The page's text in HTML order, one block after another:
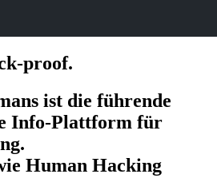
proof.
ist die führende
Info-Plattform für
Human Hacking